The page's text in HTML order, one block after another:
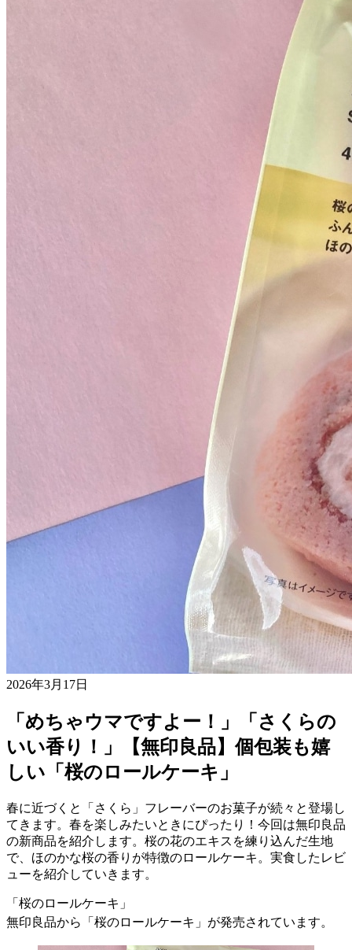
2026年3月17日
「めちゃウマですよー！」「さくらの
いい香り！」【無印良品】個包装も嬉
しい「桜のロールケーキ」
春に近づくと「さくら」フレーバーのお菓子が続々と登場し
てきます。春を楽しみたいときにぴったり！今回は無印良品
の新商品を紹介します。桜の花のエキスを練り込んだ生地
で、ほのかな桜の香りが特徴のロールケーキ。実食したレビ
ューを紹介していきます。
「桜のロールケーキ」
無印良品から「桜のロールケーキ」が発売されています。